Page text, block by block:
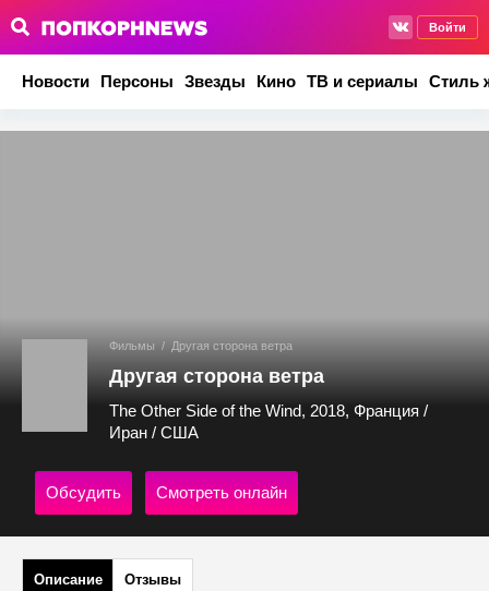
Войти
Новости Персоны Звезды Кино ТВ и сериалы Стиль
Фильмы / Другая сторона ветра
Другая сторона ветра
The Other Side of the Wind, 2018, Франция /
Иран / США
Обсудить Смотреть онлайн
Описание Отзывы